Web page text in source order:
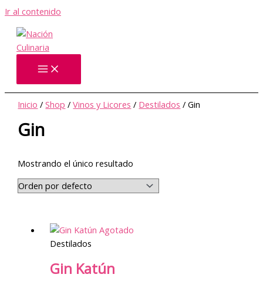
Ir al contenido
Inicio /Shop /Vinos y Licores / Destilados / Gin
Gin
Mostrando el único resultado
Agotado
Destilados
Gin Katún